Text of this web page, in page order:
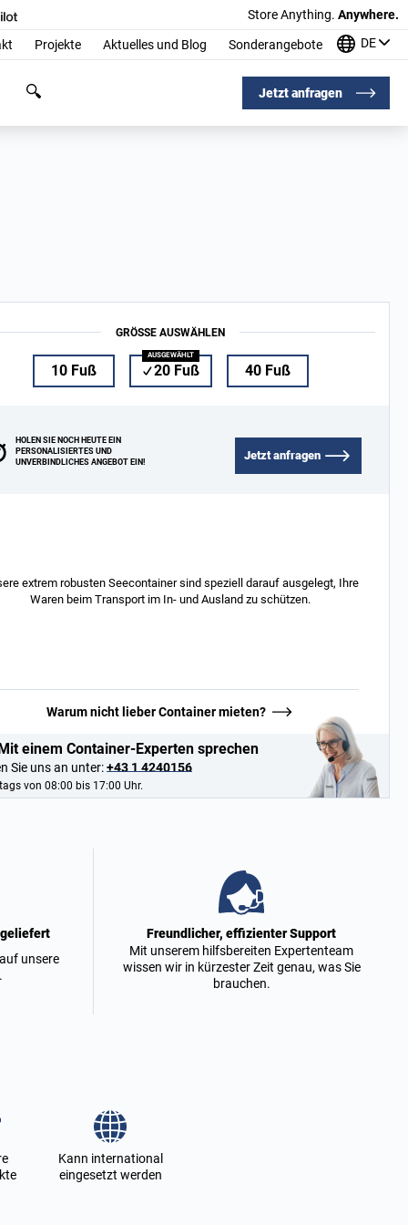
Store Anything. Anywhere.
Projekte Aktuelles und Blog Sonderangebote DE
Jetzt anfragen
GRÖSSE AUSWÄHLEN
10 Fuß 20 Fuß 40 Fuß
Jetzt anfragen
HOLEN SIE NOCH HEUTE EIN
PERSONALISIERTES UND
UNVERBINDLICHES ANGEBOT EIN!
extrem robusten Seecontainer sind speziell darauf ausgelegt, Ihre
Waren beim Transport im In- und Ausland zu schützen.
Warum nicht lieber Container mieten?
einem Container-Experten sprechen
Sie uns an unter:+43 1 4240156
von 08:00 bis 17:00 Uhr.
geliefert
unsere
Freundlicher, effizienter Support
Mit unserem hilfsbereiten Expertenteam
wissen wir in kürzester Zeit genau, was Sie
brauchen.
Kann international
eingesetzt werden